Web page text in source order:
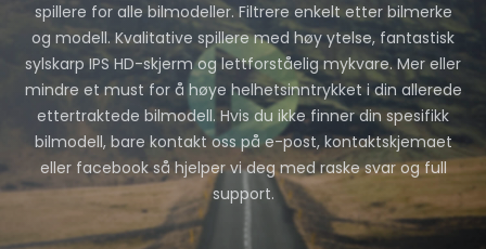
spillere for alle bilmodeller. Filtrere enkelt etter bilmerke
og modell. Kvalitative spillere med høy ytelse, fantastisk
sylskarp IPS HD-skjerm og lettforståelig mykvare. Mer eller
mindre et must for å høye helhetsinntrykket i din allerede
ettertraktede bilmodell. Hvis du ikke finner din spesifikk
bilmodell, bare kontakt oss på e-post, kontaktskjemaet
eller facebook så hjelper vi deg med raske svar og full
support.